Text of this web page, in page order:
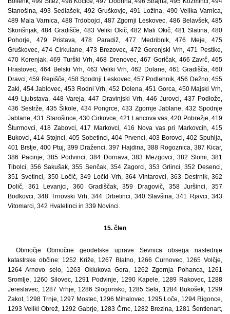
Stanošina, 493 Sedlašek, 492 Gruškovje, 491 Ložina, 490 Velika Varnica,
489 Mala Varnica, 488 Trdobojci, 487 Zgornji Leskovec, 486 Belavšek, 485
Skorišnjak, 484 Gradišče, 483 Veliki Okič, 482 Mali Okič, 481 Slatina, 480
Pohorje, 479 Pristava, 478 Paradiž, 477 Medribnik, 476 Meje, 475
Gruškovec, 474 Cirkulane, 473 Brezovec, 472 Gorenjski Vrh, 471 Pestike,
470 Korenjak, 469 Turški Vrh, 468 Drenovec, 467 Goričak, 466 Zavrč, 465
Hrastovec, 464 Belski Vrh, 463 Veliki Vrh, 462 Dolane, 461 Gradišča, 460
Dravci, 459 Repišče, 458 Spodnji Leskovec, 457 Podlehnik, 456 Dežno, 455
Zakl, 454 Jablovec, 453 Rodni Vrh, 452 Dolena, 451 Gorca, 450 Majski Vrh,
449 Ljubstava, 448 Vareja, 447 Dravinjski Vrh, 446 Jurovci, 437 Podlože,
436 Sestrže, 435 Šikole, 434 Pongrce, 433 Zgornje Jablane, 432 Spodnje
Jablane, 431 Starošince, 430 Cirkovce, 421 Lancova vas, 420 Pobrežje, 419
Šturmovci, 418 Zabovci, 417 Markovci, 416 Nova vas pri Markovcih, 415
Bukovci, 414 Stojnci, 405 Sobetinci, 404 Prvenci, 403 Borovci, 402 Spuhlja,
401 Brstje, 400 Ptuj, 399 Draženci, 397 Hajdina, 388 Rogoznica, 387 Kicar,
386 Pacinje, 385 Podvinci, 384 Dornava, 383 Mezgovci, 382 Slomi, 381
Tibolci, 356 Sakušak, 355 Senčak, 354 Zagorci, 353 Grlinci, 352 Desenci,
351 Svetinci, 350 Ločič, 349 Ločki Vrh, 364 Vintarovci, 363 Destrnik, 362
Dolič, 361 Levanjci, 360 Gradiščak, 359 Dragovič, 358 Juršinci, 357
Bodkovci, 348 Trnovski Vrh, 344 Drbetinci, 340 Slavšina, 341 Rjavci, 343
Vitomarci, 342 Hvaletinci in 339 Novinci.
15. člen
Območje Območne geodetske uprave Sevnica obsega naslednje
katastrske občine: 1252 Križe, 1267 Blatno, 1266 Curnovec, 1265 Volčje,
1264 Arnovo selo, 1263 Oklukova Gora, 1262 Zgornja Pohanca, 1261
Sromlje, 1260 Silovec, 1291 Podvinje, 1290 Kapele, 1289 Rakovec, 1288
Jereslavec, 1287 Vrhje, 1286 Slogonsko, 1285 Sela, 1284 Bukošek, 1299
Zakot, 1298 Trnje, 1297 Mostec, 1296 Mihalovec, 1295 Loče, 1294 Rigonce,
1293 Veliki Obrež, 1292 Gabrje, 1283 Črnc, 1282 Brezina, 1281 Šentlenart,